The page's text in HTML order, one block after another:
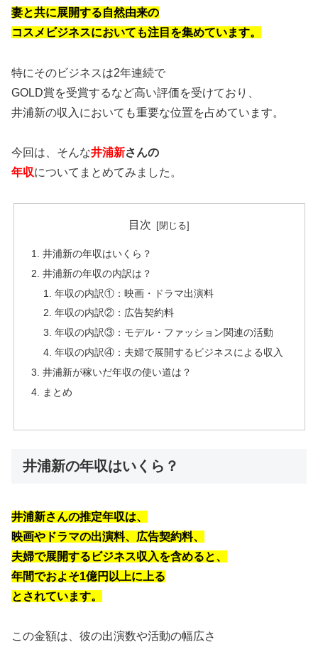
妻と共に展開する自然由来の
コスメビジネスにおいても注目を集めています。
特にそのビジネスは2年連続で
GOLD賞を受賞するなど高い評価を受けており、
井浦新の収入においても重要な位置を占めています。
今回は、そんな井浦新さんの
年収についてまとめてみました。
目次
井浦新の年収はいくら？
井浦新の年収の内訳は？
年収の内訳①：映画・ドラマ出演料
年収の内訳②：広告契約料
年収の内訳③：モデル・ファッション関連の活動
年収の内訳④：夫婦で展開するビジネスによる収入
井浦新が稼いだ年収の使い道は？
まとめ
井浦新の年収はいくら？
井浦新さんの推定年収は、
映画やドラマの出演料、広告契約料、
夫婦で展開するビジネス収入を含めると、
年間でおよそ1億円以上に上る
とされています。
この金額は、彼の出演数や活動の幅広さ